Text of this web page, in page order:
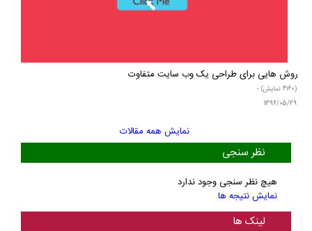
روش هایی برای طراحی یک وب سایت متفاوت
(4160 نمایش) -
1396/05/29
نمایش همه مقالات
نظر سنجی
هیچ نظر سنجی وجود ندارد
نمایش نتیجه ها
لینک ها